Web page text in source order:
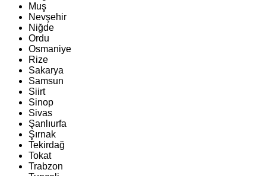
Muş
Nevşehir
Niğde
Ordu
Osmaniye
Rize
Sakarya
Samsun
Siirt
Sinop
Sivas
Şanlıurfa
Şırnak
Tekirdağ
Tokat
Trabzon